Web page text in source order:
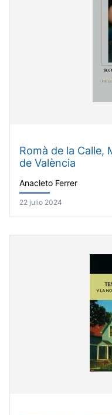
Romà de la Calle,
de València
Anacleto Ferrer
22 julio 2024